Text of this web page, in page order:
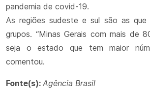
pandemia de covid-19.
As regiões sudeste e sul são as que
grupos. “Minas Gerais com mais de
seja o estado que tem maior
comentou.
Fonte(s): Agência Brasil